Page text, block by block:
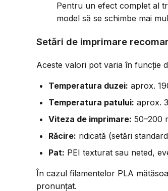
Pentru un efect complet al
model să se schimbe mai
Setări de imprimare
Aceste valori pot varia în funcție
Temperatura duzei: aprox.
Temperatura patului: aprox.
Viteza de imprimare: 50–200
Răcire: ridicată (setări
Pat: PEI texturat sau neted,
În cazul filamentelor PLA
pronunțat.